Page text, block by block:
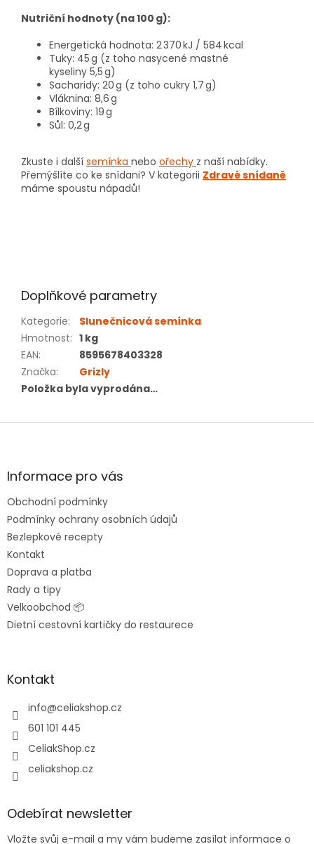
Nutriční hodnoty (na 100 g):
Energetická hodnota: 2 370 kJ / 584 kcal
Tuky: 45 g (z toho nasycené mastné
kyseliny 5,5 g)
Sacharidy: 20 g (z toho cukry 1,7 g)
Vláknina: 8,6 g
Bílkoviny: 19 g
Sůl: 0,2 g
Zkuste i další semínka nebo ořechy z naší nabídky.
Přemýšlíte co ke snídani? V kategorii Zdravé snídaně
máme spoustu nápadů!
Doplňkové parametry
Kategorie:
Slunečnicová semínka
Hmotnost: 1 kg
EAN:
8595678403328
Značka:
Grizly
Položka byla vyprodána…
Z
aInformace pro vás
Obchodní podmínky
Podmínky ochrany osobních údajů
Bezlepkové recepty
Kontakt
Doprava a platba
Rady a tipy
Velkoobchod 📦
Dietní cestovní kartičky do restaurece
Kontakt
info@celiakshop.cz
601 101 445
CeliakShop.cz
celiakshop.cz
Odebírat newsletter
Vložte svůj e-mail a my vám budeme zasílat informace o